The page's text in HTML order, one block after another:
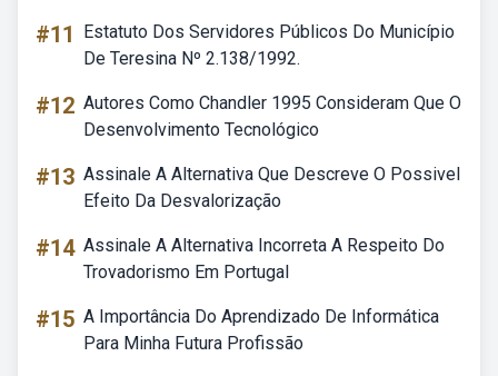
#11
Estatuto Dos Servidores Públicos Do Município
De Teresina Nº 2.138/1992.
#12 Autores Como Chandler 1995 Consideram Que O
Desenvolvimento Tecnológico
#13 Assinale A Alternativa Que Descreve O Possivel
Efeito Da Desvalorização
#14 Assinale A Alternativa Incorreta A Respeito Do
Trovadorismo Em Portugal
#15 A Importância Do Aprendizado De Informática
Para Minha Futura Profissão